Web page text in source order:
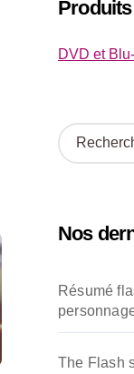
DVD et
R
e
r
e
r
Nos
Résumé
The Flash